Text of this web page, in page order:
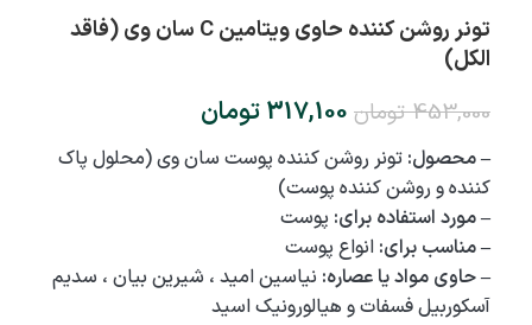
تونر روشن کننده حاوی ویتامین C سان وی (فاقد
الکل)
453,000 تومان 317,100تومان
– محصول: تونر روشن کننده پوست سان وی (محلول پاک
کننده و روشن کننده پوست)
– مورد استفاده برای: پوست
– مناسب برای: انواع پوست
– حاوی مواد یا عصاره: نیاسین امید ، شیرین بیان ، سدیم
آسکوربیل فسفات و هیالورونیک اسید